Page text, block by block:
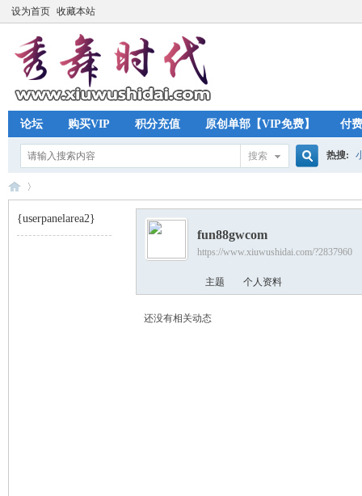
设为首页 收藏本站
论坛 购买VIP 积分充值 原创单部【VIP免费】 付
搜索
索
热搜:
{userpanelarea2}
fun88gwcom
https://www.xiuwushidai.com/?2837960
主题 个人资料
还没有相关动态